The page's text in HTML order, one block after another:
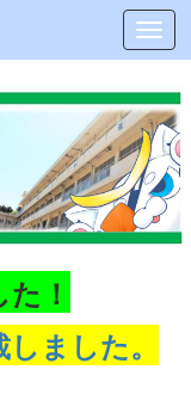
！
ました。